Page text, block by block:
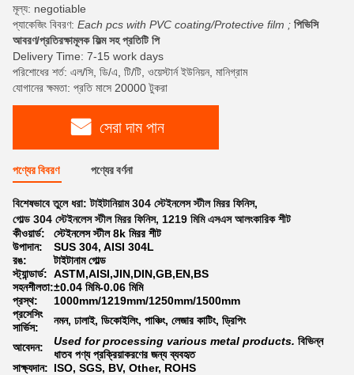
মূল্য: negotiable
প্যাকেজিং বিবরণ: Each pcs with PVC coating/Protective film ; পিভিসি
আবরণ/প্রতিরক্ষামূলক ফিল্ম সহ প্রতিটি পি
Delivery Time: 7-15 work days
পরিশোধের শর্ত: এল/সি, ডি/এ, টি/টি, ওয়েস্টার্ন ইউনিয়ন, মানিগ্রাম
যোগানের ক্ষমতা: প্রতি মাসে 20000 টুকরা
সেরা দাম পান
পণ্যের বিবরণ পণ্যের বর্ণনা
বিশেষভাবে তুলে ধরা:টাইটানিয়াম 304 স্টেইনলেস স্টীল মিরর ফিনিস,
গোল্ড 304 স্টেইনলেস স্টীল মিরর ফিনিস, 1219 মিমি এসএস আলংকারিক শীট
কীওয়ার্ড:
স্টেইনলেস স্টীল 8k মিরর শীট
উপাদান:
SUS 304, AISI 304L
রঙ:
টাইটানাম গোল্ড
স্ট্যান্ডার্ড: ASTM,AISI,JIN,DIN,GB,EN,BS
সহনশীলতা:±0.04 মিমি-0.06 মিমি
প্রস্থ:
1000mm/1219mm/1250mm/1500mm
প্রসেসিং
সার্ভিস:
নমন, ঢালাই, ডিকোইলিং, পাঞ্চিং, লেজার কাটিং, ড্রিপিং
আবেদন: Used for processing various metal products. বিভিন্ন
ধাতব পণ্য প্রক্রিয়াকরণের জন্য ব্যবহৃত
সাক্ষ্যদান: ISO, SGS, BV, Other, ROHS